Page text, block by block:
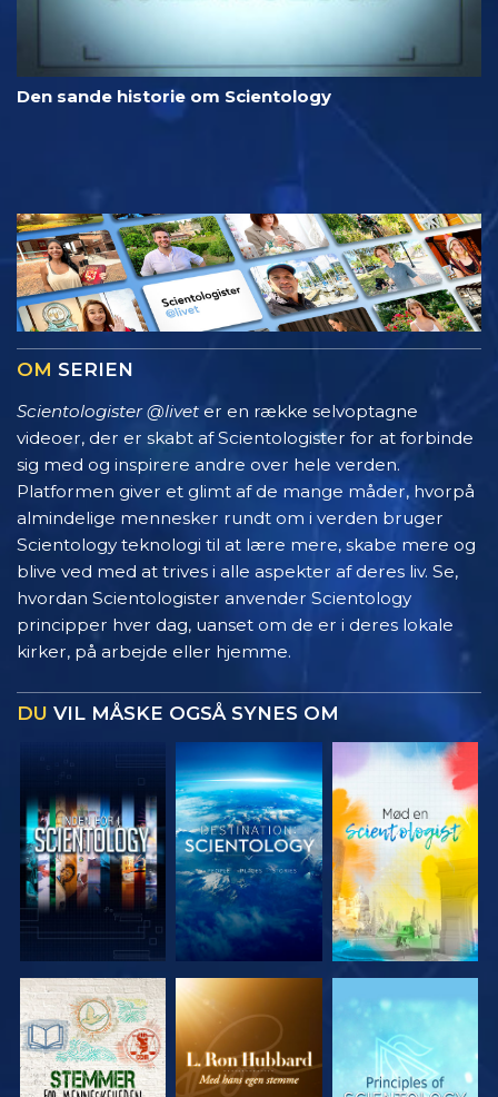
Den sande historie om Scientology
OM SERIEN
Scientologister @livet er en række selvoptagne
videoer, der er skabt af Scientologister for at forbinde
sig med og inspirere andre over hele verden.
Platformen giver et glimt af de mange måder, hvorpå
almindelige mennesker rundt om i verden bruger
Scientology teknologi til at lære mere, skabe mere og
blive ved med at trives i alle aspekter af deres liv. Se,
hvordan Scientologister anvender Scientology
principper hver dag, uanset om de er i deres lokale
kirker, på arbejde eller hjemme.
DU VIL MÅSKE OGSÅ SYNES OM
UDFORSK
SERIEN
UDFORSK
SERIEN
UDFORSK
SERIEN